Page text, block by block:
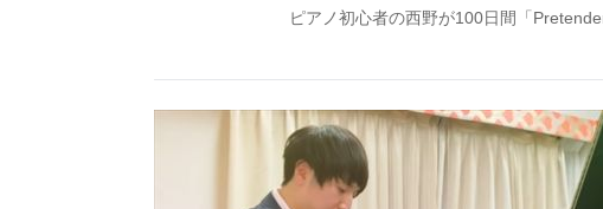
ピアノ初心者の西野が100日間「